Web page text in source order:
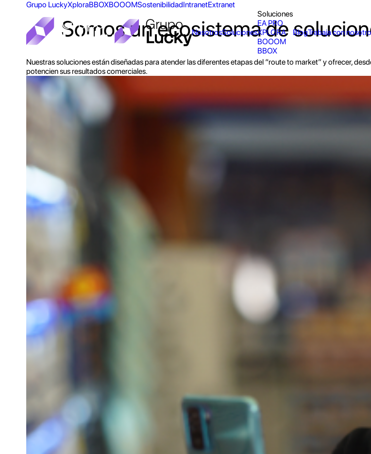
Grupo LuckyXploraBBOXBOOOMSostenibilidadIntranetExtranet
NosotrosSoluciones
Soluciones
EA PRO
XPLORA
BOOOM
BBOX
BlogTrabaja con
Somos un ecosistema de
Nuestras soluciones están diseñadas para atender las diferentes etapas del “route to market” y ofrecer,
potencien sus resultados comerciales.